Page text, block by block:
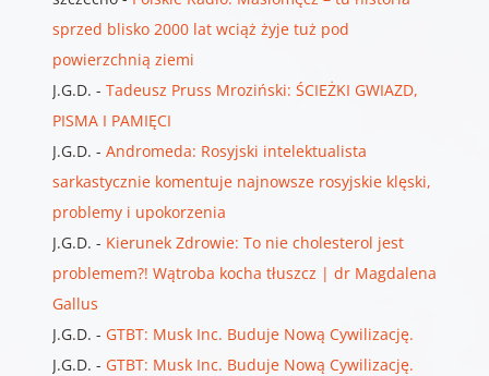
sprzed blisko 2000 lat wciąż żyje tuż pod
powierzchnią ziemi
J.G.D. - Tadeusz Pruss Mroziński: ŚCIEŻKI GWIAZD,
PISMA I PAMIĘCI
J.G.D. - Andromeda: Rosyjski intelektualista
sarkastycznie komentuje najnowsze rosyjskie klęski,
problemy i upokorzenia
J.G.D. - Kierunek Zdrowie: To nie cholesterol jest
problemem?! Wątroba kocha tłuszcz | dr Magdalena
Gallus
J.G.D. - GTBT: Musk Inc. Buduje Nową Cywilizację.
J.G.D. - GTBT: Musk Inc. Buduje Nową Cywilizację.